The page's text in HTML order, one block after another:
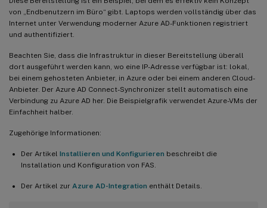
von „Endbenutzern im Büro“ gibt. Laptops werden vollständig über das
Internet unter Verwendung moderner Azure AD-Funktionen registriert
und authentifiziert.
Beachten Sie, dass die Infrastruktur in dieser Bereitstellung überall
dort ausgeführt werden kann, wo eine IP-Adresse verfügbar ist: lokal,
bei einem gehosteten Anbieter, in Azure oder bei einem anderen Cloud-
Anbieter. Der Azure AD Connect-Synchronizer stellt automatisch eine
Verbindung zu Azure AD her. Die Beispielgrafik verwendet Azure-VMs der
Einfachheit halber.
Zugehörige Informationen:
Der Artikel Installieren und Konfigurieren beschreibt die
Installation und Konfiguration von FAS.
Der Artikel zur Azure AD-Integration enthält Details.